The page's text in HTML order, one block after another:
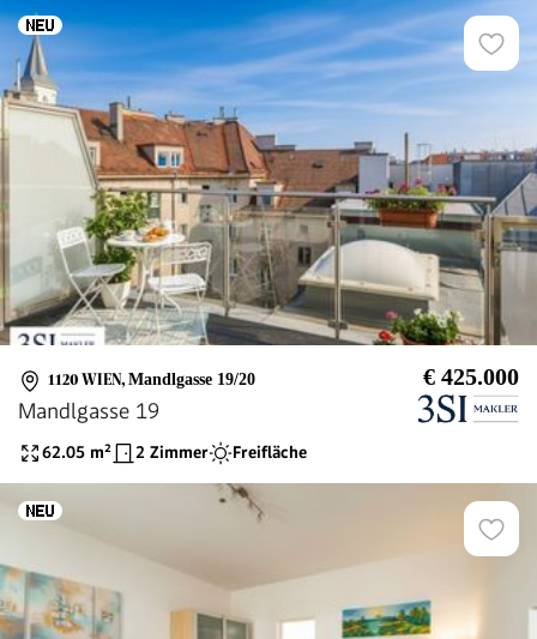
1120 WIEN, Mandlgasse 19/20 € 425.000
Mandlgasse 19
62.05 m² 2 Zimmer Freifläche